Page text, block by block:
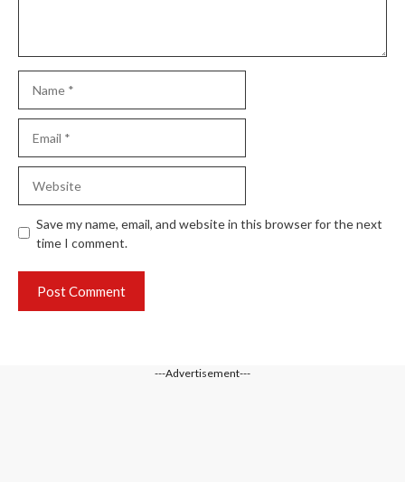
Save my name, email, and website in this browser for the next
time I comment.
---Advertisement---